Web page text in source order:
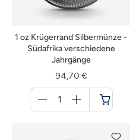
1 oz Krügerrand Silbermünze -
Südafrika verschiedene
Jahrgänge
94,70 €
für
Warenkorb